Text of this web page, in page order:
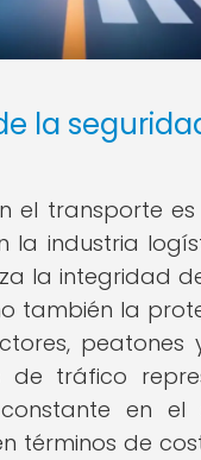
la
el transporte
la industria
la integridad
también la
peatones
de tráfico
en el
términos de